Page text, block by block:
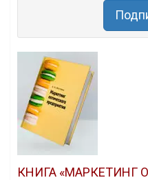
КНИГА «МАРКЕТИНГ